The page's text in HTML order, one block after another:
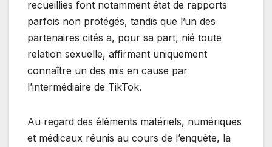
recueillies font notamment état de rapports
parfois non protégés, tandis que l’un des
partenaires cités a, pour sa part, nié toute
relation sexuelle, affirmant uniquement
connaître un des mis en cause par
l’intermédiaire de TikTok.
Au regard des éléments matériels, numériques
et médicaux réunis au cours de l’enquête, la